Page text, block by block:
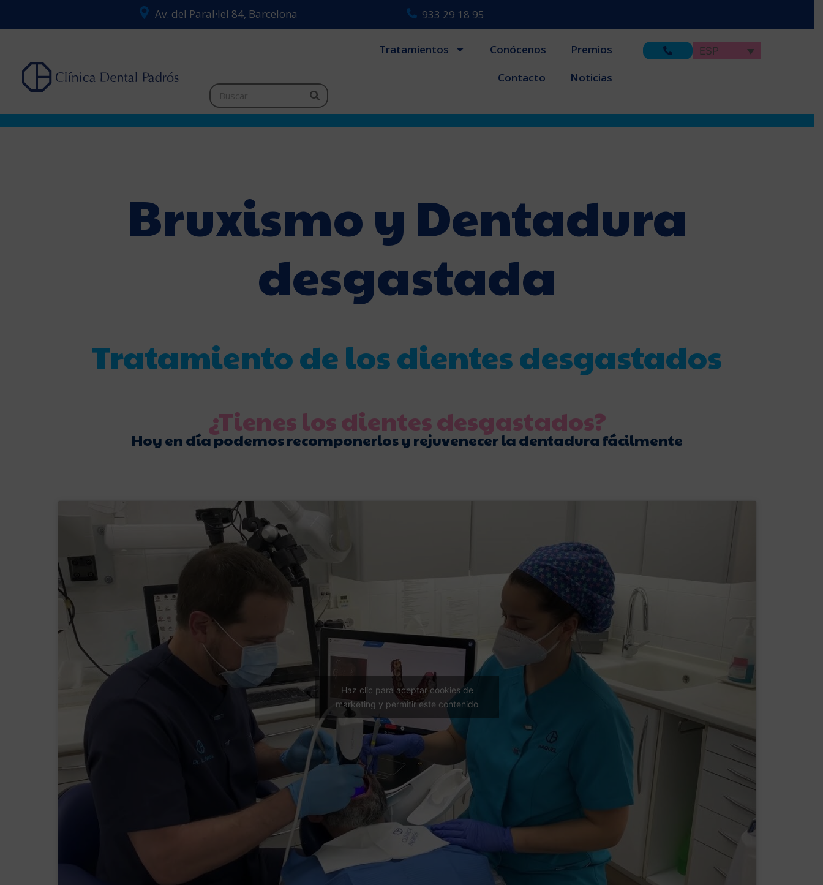
Av. del Paral·lel 84, Barcelona 933 29 18 95
Tratamientos Conócenos
Premios
Contacto
Noticias
ESP
Bruxismo y Dentadura
desgastada
Tratamiento de los dientes desgastados
¿Tienes los dientes desgastados?
Hoy en día podemos recomponerlos y rejuvenecer la dentadura fácilmente
Haz clic para aceptar cookies de
marketing y permitir este contenido